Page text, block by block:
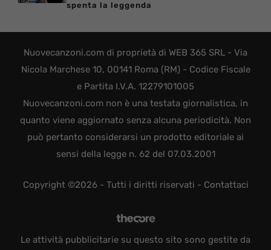
spenta la leggenda
Nuovecanzoni.com di proprietà di WEB 365 SRL - Via
Nicola Marchese 10, 00141 Roma (RM) - Codice Fiscale
e Partita I.V.A. 12279101005
Nuovecanzoni.com non è una testata giornalistica, in
quanto viene aggiornato senza alcuna periodicità. Non
può pertanto considerarsi un prodotto editoriale ai
sensi della legge n. 62 del 07.03.2001
Copyright ©2026 - Tutti i diritti riservati - Contattaci
Le attività pubblicitarie su questo sito sono gestite da